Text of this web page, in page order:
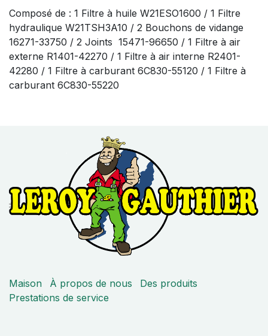
Composé de : 1 Filtre à huile W21ESO1600 / 1 Filtre
hydraulique W21TSH3A10 / 2 Bouchons de vidange
16271-33750 / 2 Joints 15471-96650 / 1 Filtre à air
externe R1401-42270 / 1 Filtre à air interne R2401-
42280 / 1 Filtre à carburant 6C830-55120 / 1 Filtre à
carburant 6C830-55220
Maison À propos de nous
Des produits
Prestations de service